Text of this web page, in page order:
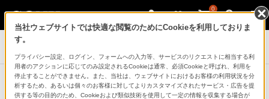
0
サウンドバー／ホームシアターシステム
本体アップデート情報
当社ウェブサイトでは快適な閲覧のためにCookieを利用しておりま
す。
プライバシー設定、ログイン、フォームへの入力等、サービスのリクエストに相当する利
用者のアクションに応じてのみ設定されるCookieは通常、必須Cookieと呼ばれ、利用を
停止することができません。また、当社は、ウェブサイトにおけるお客様の利用状況を分
析するため、あるいは個々のお客様に対してよりカスタマイズされたサービス・広告を提
供する等の目的のため、Cookieおよび類似技術を使用して一定の情報を収集する場合が